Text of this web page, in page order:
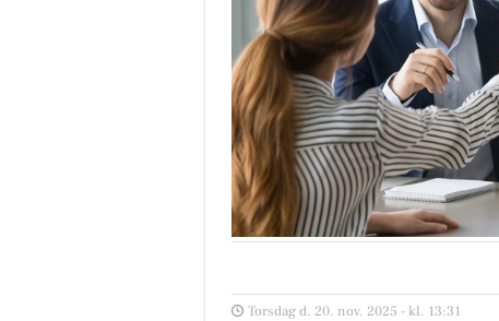
Torsdag d. 20. nov. 2025 - kl. 13:31